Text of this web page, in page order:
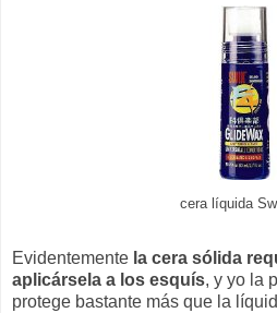
cera líquida
Evidentemente la cera sólida
aplicársela a los esquís, y yo la
protege bastante más que la